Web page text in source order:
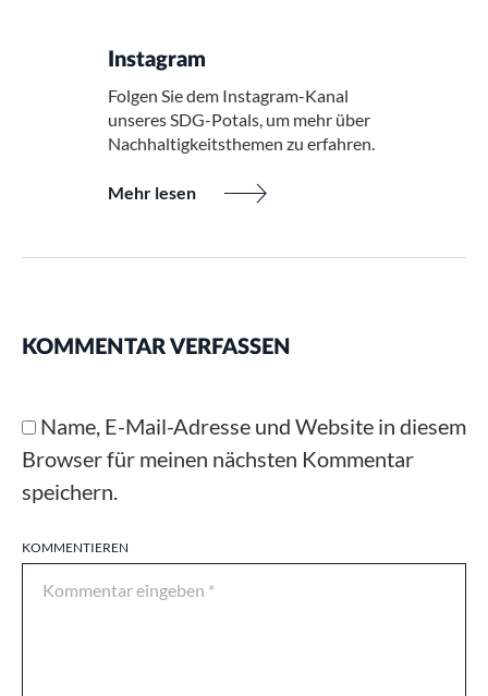
Instagram
Folgen Sie dem Instagram-Kanal
unseres SDG-Potals, um mehr über
Nachhaltigkeitsthemen zu erfahren.
Mehr lesen
KOMMENTAR VERFASSEN
KOMMENTIEREN
Name, E-Mail-Adresse und Website in diesem
Browser für meinen nächsten Kommentar
speichern.